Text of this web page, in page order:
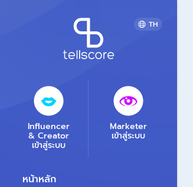
TH
Influencer
& Creator
เข้าสู่ระบบ
Marketer
เข้าสู่ระบบ
หน้าหลัก